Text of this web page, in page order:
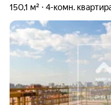
150,1 м² 4-комн.